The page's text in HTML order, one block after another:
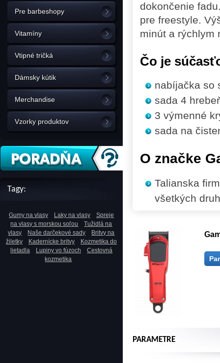
Pre barbeshopy
Vitamíny
Vtipné tričká
Dámsky kútik
Merchandise
Vzorky produktov
Tagy:
Gumy na vlasy Laky na vlasy
Spreje
na vlasy s morskou soľou
Tužidlá na
vlasy
Naše darčekové sady
Britvy na
žiletky
Kadernícke britvy
Kozmetika do
lietadla
Lupiny vo fúzoch
Cestovná
kozmetika
dokončenie
pre freestyle.
minút a rýchlym
Čo je
nabíjačka so
sada 4
3 výmenné
sada na
O značke
Talianska
všetkých
PARAMETRE